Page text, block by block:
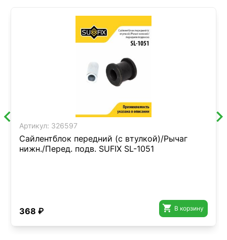
Артикул: 326597
Сайлентблок передний (с втулкой)/Рычаг
нижн./Перед. подв. SUFIX SL-1051
368 ₽  В корзину